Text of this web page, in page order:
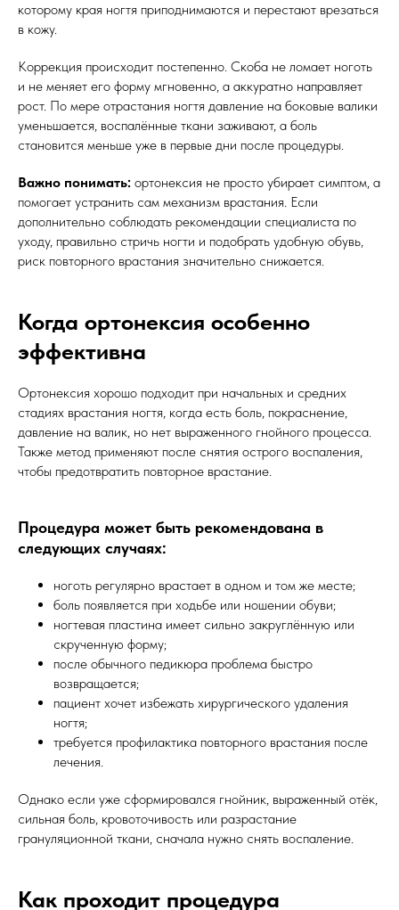
которому края ногтя приподнимаются и перестают врезаться
в кожу.
Коррекция происходит постепенно. Скоба не ломает ноготь
и не меняет его форму мгновенно, а аккуратно направляет
рост. По мере отрастания ногтя давление на боковые валики
уменьшается, воспалённые ткани заживают, а боль
становится меньше уже в первые дни после процедуры.
Важно понимать: ортонексия не просто убирает симптом, а
помогает устранить сам механизм врастания. Если
дополнительно соблюдать рекомендации специалиста по
уходу, правильно стричь ногти и подобрать удобную обувь,
риск повторного врастания значительно снижается.
Когда ортонексия особенно
эффективна
Ортонексия хорошо подходит при начальных и средних
стадиях врастания ногтя, когда есть боль, покраснение,
давление на валик, но нет выраженного гнойного процесса.
Также метод применяют после снятия острого воспаления,
чтобы предотвратить повторное врастание.
Процедура может быть рекомендована в
следующих случаях:
ноготь регулярно врастает в одном и том же месте;
боль появляется при ходьбе или ношении обуви;
ногтевая пластина имеет сильно закруглённую или
скрученную форму;
после обычного педикюра проблема быстро
возвращается;
пациент хочет избежать хирургического удаления
ногтя;
требуется профилактика повторного врастания после
лечения.
Однако если уже сформировался гнойник, выраженный отёк,
сильная боль, кровоточивость или разрастание
грануляционной ткани, сначала нужно снять воспаление.
Как проходит процедура